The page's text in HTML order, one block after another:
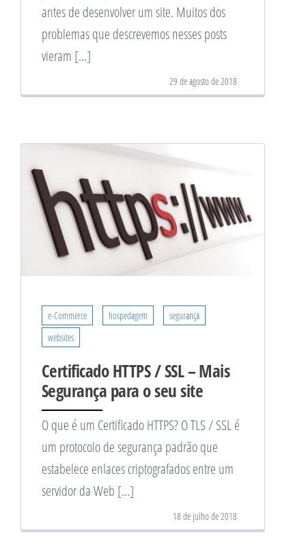
antes de desenvolver um site. Muitos dos
problemas que descrevemos nesses posts
vieram […]
29 de agosto de 2018
e-Commerce hospedagem
segurança
websites
Certificado HTTPS / SSL – Mais
Segurança para o seu site
O que é um Certificado HTTPS? O TLS / SSL é
um protocolo de segurança padrão que
estabelece enlaces criptografados entre um
servidor da Web […]
18 de julho de 2018